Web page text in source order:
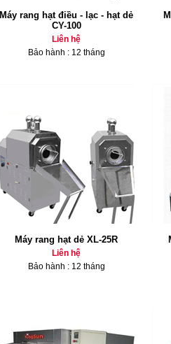
Máy rang hạt điều - lạc - hạt dẻ
CY-100
Liên hệ
Bảo hành : 12 tháng
Máy rang hạt dẻ XL-25R
Liên hệ
Bảo hành : 12 tháng